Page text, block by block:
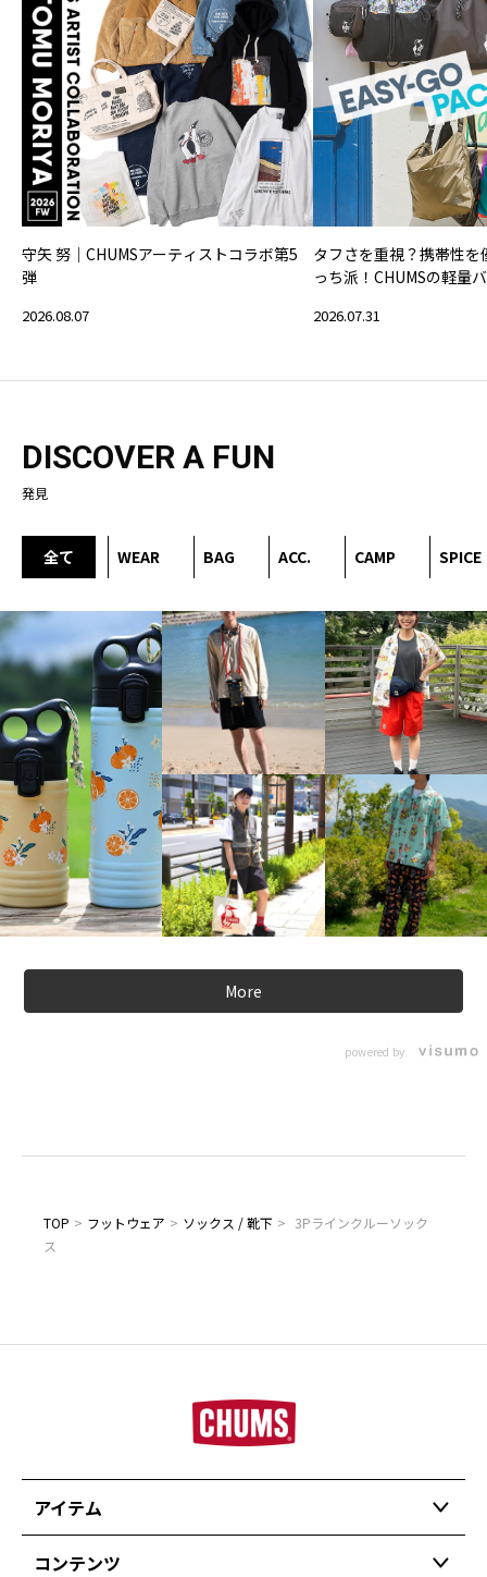
守矢 努｜CHUMSアーティストコラボ第5
弾
2026.08.07
タフさを重視？携帯性
っち派！CHUMSの軽量
2026.07.31
DISCOVER A FUN
発見
全て WEAR BAG ACC. CAMP SPICE
More
powered by
TOP > フットウェア > ソックス / 靴下 > 3Pラインクルーソック
ス
アイテム
コンテンツ